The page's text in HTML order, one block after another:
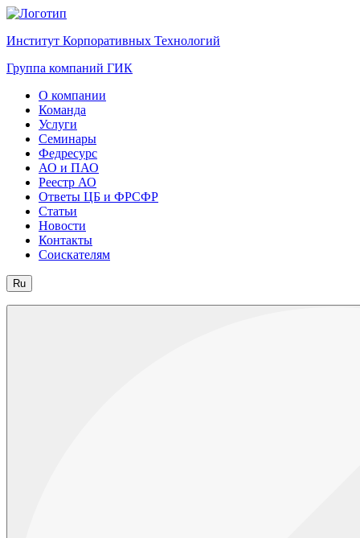
Институт Корпоративных Технологий
Группа компаний ГИК
О компании
Команда
Услуги
Семинары
Федресурс
АО и ПАО
Реестр АО
Ответы ЦБ и ФРСФР
Статьи
Новости
Контакты
Соискателям
Ru